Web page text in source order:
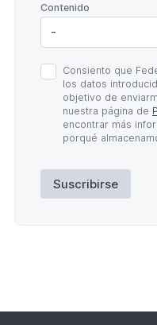
Contenido
Política
de
Privacidad
Consiento que
los datos
objetivo de
nuestra página de
encontrar más
porqué
Suscribirse